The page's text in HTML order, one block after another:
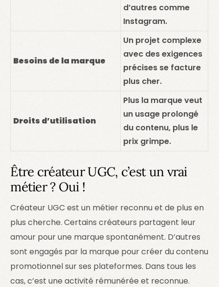
d’autres comme
Instagram.
Besoins de la marque
Un projet complexe
avec des exigences
précises se facture
plus cher.
Droits d’utilisation
Plus la marque veut
un usage prolongé
du contenu, plus le
prix grimpe.
Être créateur UGC, c’est un vrai
métier ? Oui !
Créateur UGC est un métier reconnu et de plus en
plus cherche. Certains créateurs partagent leur
amour pour une marque spontanément. D’autres
sont engagés par la marque pour créer du contenu
promotionnel sur ses plateformes. Dans tous les
cas, c’est une activité rémunérée et reconnue.